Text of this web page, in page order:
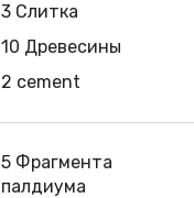
3 Слитка
10 Древесины
2 cement
5 Фрагмента
палдиума